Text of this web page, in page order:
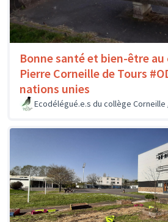
Bonne santé et bien-être au
Pierre Corneille de Tours
nations unies
Ecodélégué.e.s du collège Corneille